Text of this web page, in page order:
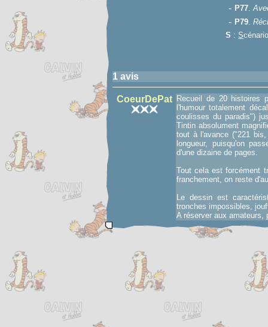
- P77.
- P79.
S : Scénario
1 avis
CoeurDePat
Recueil de 20 histoires
l'humour totalement
coulisses du paradis")
Tintin absolument
tout à l'avance ("221
longueur, puisqu'on
d'une dizaine de pages.
Tout cela est forcément
franchement, on reste
Le dessin est
tronches impossibles,
A réserver aux amateurs,